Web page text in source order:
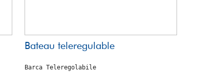
Bateau teleregulable
Barca Teleregolabile